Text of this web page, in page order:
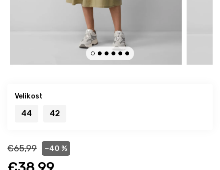
€65,99 –40 %
Velikost
44 42